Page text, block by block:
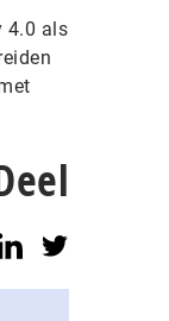
4.0 als